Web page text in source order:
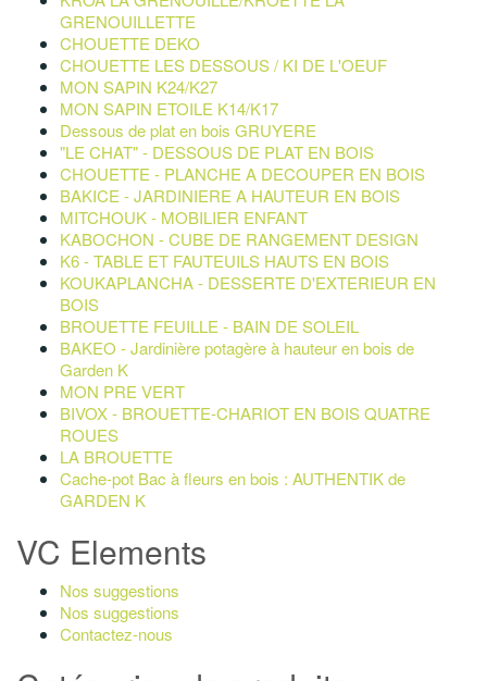
GRENOUILLETTE
CHOUETTE DEKO
CHOUETTE LES DESSOUS / KI DE L'OEUF
MON SAPIN K24/K27
MON SAPIN ETOILE K14/K17
Dessous de plat en bois GRUYERE
"LE CHAT" - DESSOUS DE PLAT EN BOIS
CHOUETTE - PLANCHE A DECOUPER EN BOIS
BAKICE - JARDINIERE A HAUTEUR EN BOIS
MITCHOUK - MOBILIER ENFANT
KABOCHON - CUBE DE RANGEMENT DESIGN
K6 - TABLE ET FAUTEUILS HAUTS EN BOIS
KOUKAPLANCHA - DESSERTE D'EXTERIEUR EN
BOIS
BROUETTE FEUILLE - BAIN DE SOLEIL
BAKEO - Jardinière potagère à hauteur en bois de
Garden K
MON PRE VERT
BIVOX - BROUETTE-CHARIOT EN BOIS QUATRE
ROUES
LA BROUETTE
Cache-pot Bac à fleurs en bois : AUTHENTIK de
GARDEN K
VC Elements
Nos suggestions
Nos suggestions
Contactez-nous